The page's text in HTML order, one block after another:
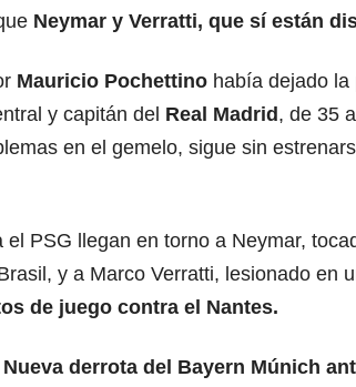
Neymar y Verratti, que sí están
Mauricio Pochettino había dejado la
y capitán del Real Madrid, de 35
en el gemelo, sigue sin
el PSG llegan en torno a Neymar,
y a Marco Verratti, lesionado en
de juego contra el Nantes.
Nueva derrota del Bayern Múnich